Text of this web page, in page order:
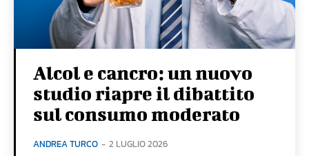
Alcol e cancro: un nuovo
studio riapre il dibattito
sul consumo moderato
ANDREA TURCO - 2 LUGLIO 2026